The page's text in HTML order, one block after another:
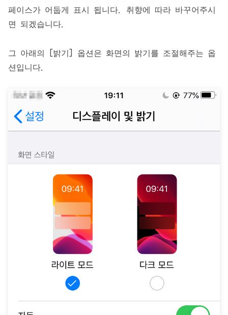
페이스가 어둡게 표시 됩니다. 취향에 따라 바꾸어주시
면 되겠습니다.
그 아래의 [밝기] 옵션은 화면의 밝기를 조절해주는 옵
션입니다.